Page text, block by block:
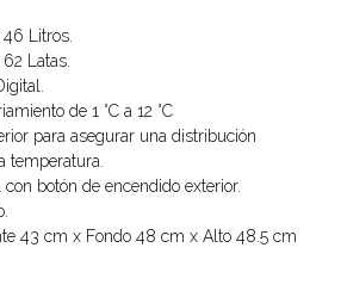
46 Litros.
Latas.
de 1 °C a 12 °C
para asegurar una distribución
temperatura.
botón de encendido exterior.
43 cm x Fondo 48 cm x Alto 48.5 cm